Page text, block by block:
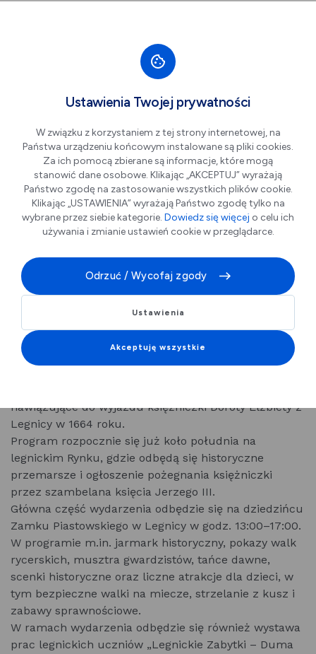
Pożegnanie Doroty
Pożegnanie Doroty Elżbiety– historyczne wydarzenie
na Zamku Piastowskim
Pożegnanie Doroty Elżbiety– historyczne wydarzenie
na Zamku Piastowskim
nawiązujące do wyjazdu księżniczki Doroty Elżbiety z
Legnicy w 1664 roku.
Program rozpocznie się już koło południa na
legnickim Rynku, gdzie odbędą się historyczne
przemarsze i ogłoszenie pożegnania księżniczki
przez szambelana księcia Jerzego III.
Główna część wydarzenia odbędzie się na dziedzińcu
Zamku Piastowskiego w Legnicy w godz. 13:00–17:00.
W programie m.in. jarmark historyczny, pokazy walk
rycerskich, musztra gwardzistów, tańce dawne,
scenki historyczne oraz liczne atrakcje dla dzieci, w
tym bezpieczne walki na miecze, strzelanie z kusz i
zabawy sprawnościowe.
W ramach wydarzenia odbędzie się również wystawa
prac legnickich uczniów „Legnickie Zabytki – Duma
Ustawienia Twojej prywatności
W związku z korzystaniem z tej strony internetowej, na
Państwa urządzeniu końcowym instalowane są pliki cookies.
Za ich pomocą zbierane są informacje, które mogą
stanowić dane osobowe. Klikając „AKCEPTUJ” wyrażają
Państwo zgodę na zastosowanie wszystkich plików cookie.
Klikając „USTAWIENIA” wyrażają Państwo zgodę tylko na
wybrane przez siebie kategorie. Dowiedz się więcej o celu ich
używania i zmianie ustawień cookie w przeglądarce.
Odrzuć / Wycofaj zgody
Ustawienia
Akceptuję wszystkie